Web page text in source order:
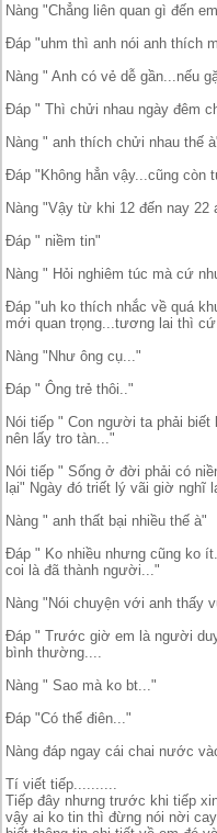
Nàng "Chẳng liên quan gì đến
Đáp "uhm thì anh nói anh thích
Nàng " Anh có vẻ dễ gần...nếu
Đáp " Thì chửi nhau ngày đêm
Nàng " anh thích chửi nhau thế
Đáp "Không hẳn vậy...cũng còn
Nàng "Vậy từ khi 12 đến nay 22
Đáp " niềm tin"
Nàng " Hỏi nghiêm túc mà cứ
Đáp "uh ko thích nhắc về quá
mới quan trọng...tương lai thì
Nàng "Như ông cụ..."
Đáp " Ông trẻ thôi.."
Nói tiếp " Con người ta phải
nên lấy tro tàn..."
Nói tiếp " Sống ở đời phải có
lại" Ngày đó triết lý vãi giờ nghĩ
Nàng " anh thất bại nhiều thế à"
Đáp " Ko nhiều nhưng cũng ko
coi là đã thành người..."
Nàng "Nói chuyện với anh thấy
Đáp " Trước giờ em là người
bình thường....
Nàng " Sao mà ko bt..."
Đáp "Có thể điên..."
Nàng đáp ngay cái chai nước
Tí viết tiếp..........
Tiếp đây nhưng trước khi tiếp
vậy ai ko tin thì đừng nói nời